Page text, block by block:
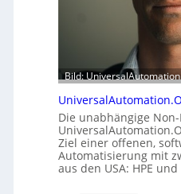
b
a
u
h
e
m
m
n
i
i
0
u
n
d
4
0
A
Bild:
Die unabhängige
Ziel einer offenen,
Automatisierung mit
aus den USA: HPE